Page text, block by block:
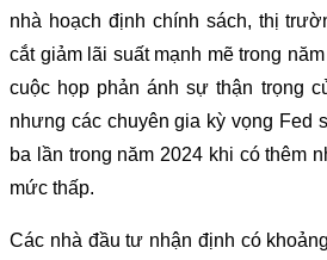
nhà hoạch định chính sách, thị
cắt giảm lãi suất mạnh mẽ trong
cuộc họp phản ánh sự thận trọng
nhưng các chuyên gia kỳ vọng Fed
ba lần trong năm 2024 khi có thêm
mức thấp.
Các nhà đầu tư nhận định có